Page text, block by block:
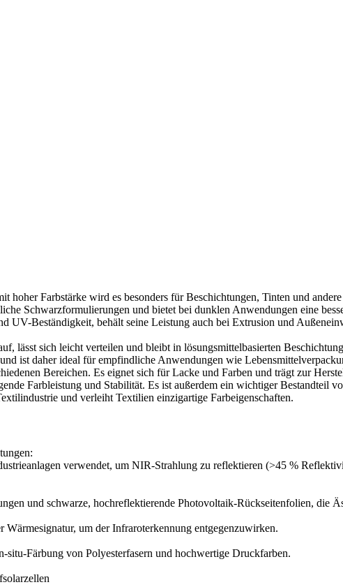
hoher Farbstärke wird es besonders für Beschichtungen, Tinten und
Schwarzformulierungen und bietet bei dunklen Anwendungen eine
UV-Beständigkeit, behält seine Leistung auch bei Extrusion und
lässt sich leicht verteilen und bleibt in lösungsmittelbasierten
ist daher ideal für empfindliche Anwendungen wie
Bereichen. Es eignet sich für Lacke und Farben und trägt zur
Farbleistung und Stabilität. Es ist außerdem ein wichtiger Bestandteil
und verleiht Textilien einzigartige Farbeigenschaften.
verwendet, um NIR-Strahlung zu reflektieren (>45 %
und schwarze, hochreflektierende Photovoltaik-Rückseitenfolien, die
um der Infraroterkennung entgegenzuwirken.
situ-Färbung von Polyesterfasern und hochwertige Druckfarben.